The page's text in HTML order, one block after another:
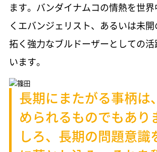
ます。バンダイナムコの情熱を世
くエバンジェリスト、あるいは未
拓く強力なブルドーザーとしての
います。
長期にまたがる事柄は、
められるものでもあり
しろ、長期の問題意識